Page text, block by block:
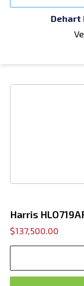
Dehart
Harris
$137,500.00